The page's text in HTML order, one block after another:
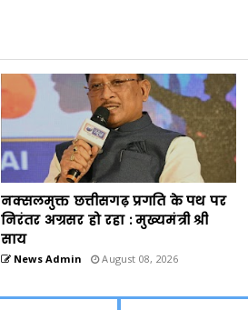
नक्सलमुक्त छत्तीसगढ़ प्रगति के पथ पर
निरंतर अग्रसर हो रहा : मुख्यमंत्री श्री
साय
News Admin August 08, 2026